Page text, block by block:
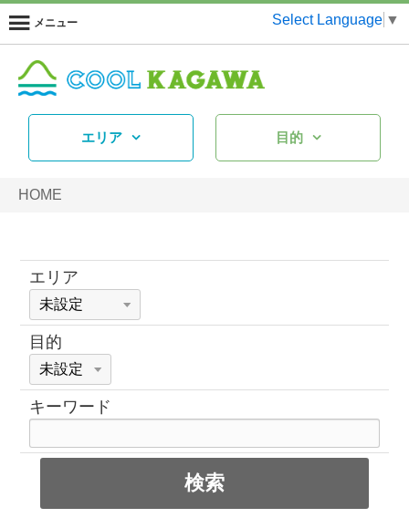
メニュー Select Language ▼
エリア 目的
HOME
エリア
目的
キーワード